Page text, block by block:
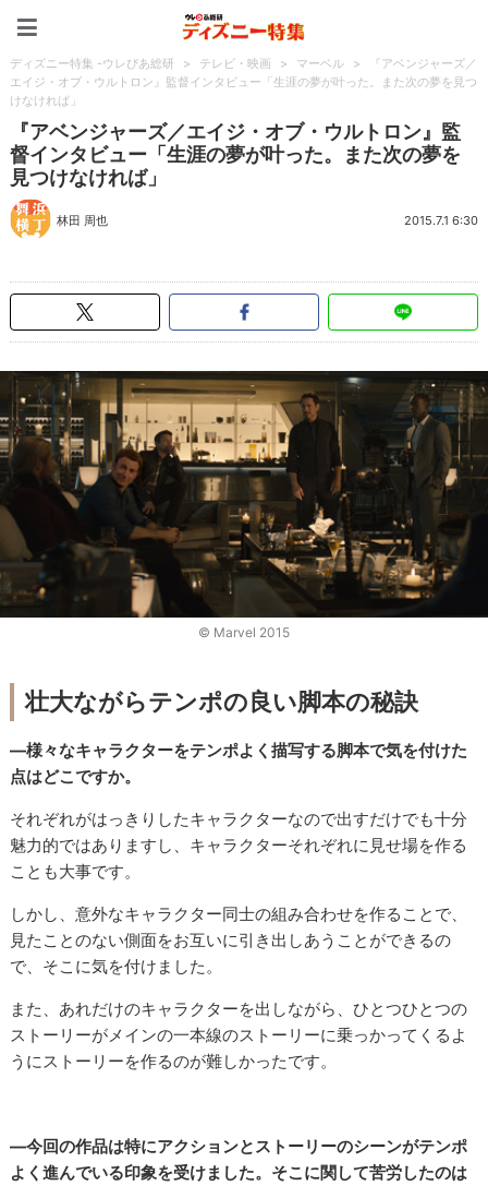
ディズニー特集 -ウレぴあ総研 > テレビ・映画 > マーベル >
『アベンジャーズ／
エイジ・オブ・ウルトロン』監督インタビュー「生涯の夢が叶った。また次の夢を見つ
けなければ」
『アベンジャーズ／エイジ・オブ・ウルトロン』監
督インタビュー「生涯の夢が叶った。また次の夢を
見つけなければ」
林田 周也 2015.7.1 6:30
© Marvel 2015
壮大ながらテンポの良い脚本の秘訣
―様々なキャラクターをテンポよく描写する脚本で気を付けた
点はどこですか。
それぞれがはっきりしたキャラクターなので出すだけでも十分
魅力的ではありますし、キャラクターそれぞれに見せ場を作る
ことも大事です。
しかし、意外なキャラクター同士の組み合わせを作ることで、
見たことのない側面をお互いに引き出しあうことができるの
で、そこに気を付けました。
また、あれだけのキャラクターを出しながら、ひとつひとつの
ストーリーがメインの一本線のストーリーに乗っかってくるよ
うにストーリーを作るのが難しかったです。
―今回の作品は特にアクションとストーリーのシーンがテンポ
よく進んでいる印象を受けました。そこに関して苦労したのは